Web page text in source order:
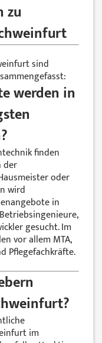
zu
sind
werden in
finden
der
oder
wird
in
gesucht. Im
vor allem MTA,
Pflegefachkräfte.
im